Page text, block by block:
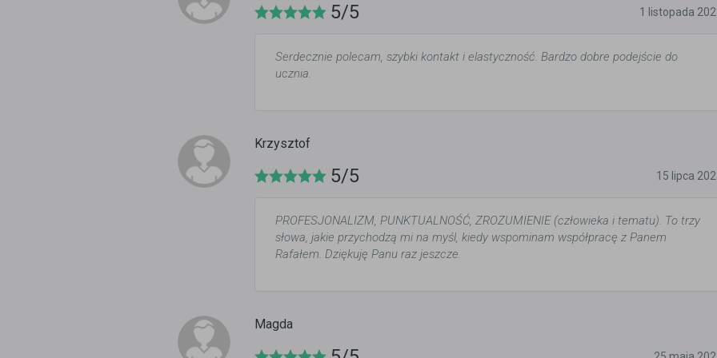
5/5 1 listopada
Serdecznie polecam, szybki kontakt i elastyczność. Bardzo dobre podejście do
ucznia.
Krzysztof
5/5 15 lipca
PROFESJONALIZM, PUNKTUALNOŚĆ, ZROZUMIENIE (człowieka i tematu). To trzy
słowa, jakie przychodzą mi na myśl, kiedy wspominam współpracę z Panem
Rafałem. Dziękuję Panu raz jeszcze.
Magda